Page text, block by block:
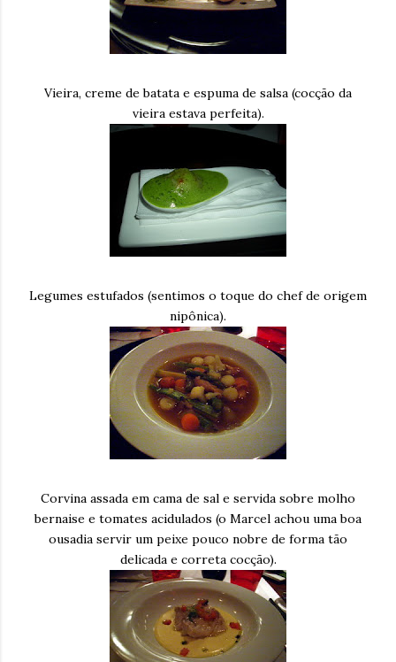
Vieira, creme de batata e espuma de salsa (cocção da
vieira estava perfeita).
Legumes estufados (sentimos o toque do chef de origem
nipônica).
Corvina assada em cama de sal e servida sobre molho
bernaise e tomates acidulados (o Marcel achou uma boa
ousadia servir um peixe pouco nobre de forma tão
delicada e correta cocção).